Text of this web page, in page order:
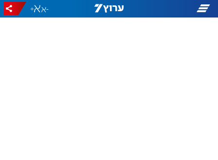
-
+